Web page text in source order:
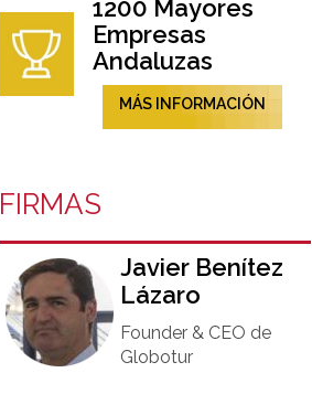
1200 Mayores
Empresas
Andaluzas
MÁS INFORMACIÓN
FIRMAS
Javier Benítez
Lázaro
Founder & CEO de
Globotur​